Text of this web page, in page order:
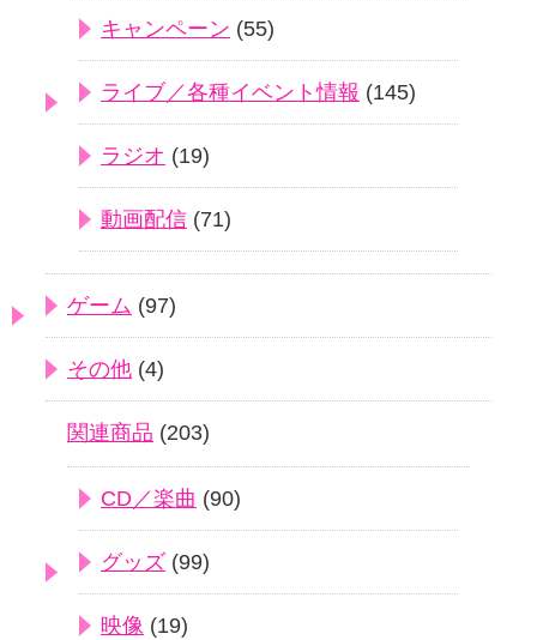
キャンペーン (55)
ライブ／各種イベント情報 (145)
ラジオ (19)
動画配信 (71)
ゲーム (97)
その他 (4)
関連商品 (203)
CD／楽曲 (90)
グッズ (99)
映像 (19)